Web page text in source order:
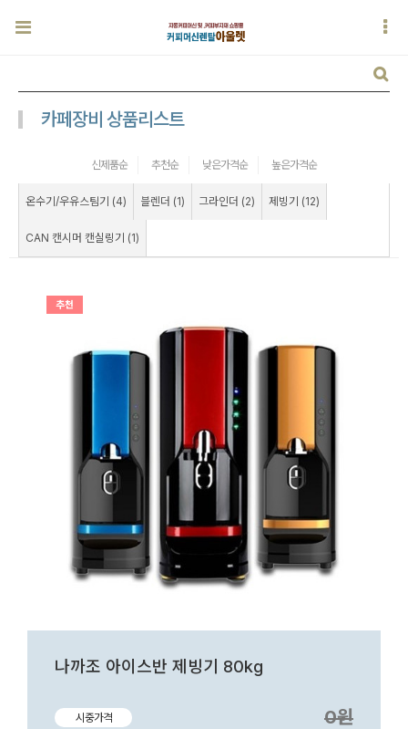
카페장비 상품리스트
신제품순 추천순 낮은가격순 높은가격순
온수기/우유스팀기 (4) 블렌더 (1) 그라인더 (2) 제빙기 (12)
CAN 캔시머 캔실링기 (1)
나까조 아이스반 제빙기 80kg
시중가격 0원
추천